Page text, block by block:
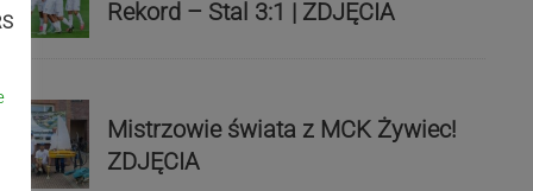
Rekord – Stal 3:1 | ZDJĘCIA
Mistrzowie świata z MCK Żywiec!
ZDJĘCIA